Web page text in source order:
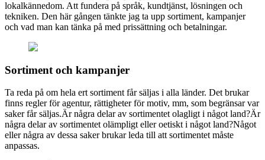
lokalkännedom. Att fundera på språk, kundtjänst, lösningen och
tekniken. Den här gången tänkte jag ta upp sortiment, kampanjer
och vad man kan tänka på med prissättning och betalningar.
Sortiment och kampanjer
Ta reda på om hela ert sortiment får säljas i alla länder. Det brukar
finns regler för agentur, rättigheter för motiv, mm, som begränsar var
saker får säljas.Är några delar av sortimentet olagligt i något land?Är
några delar av sortimentet olämpligt eller oetiskt i något land?Något
eller några av dessa saker brukar leda till att sortimentet måste
anpassas.